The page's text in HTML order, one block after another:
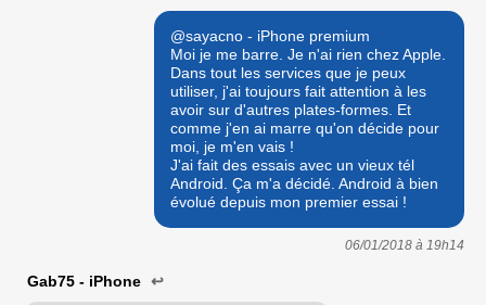
@sayacno - iPhone premium
Moi je me barre. Je n'ai rien chez Apple.
Dans tout les services que je peux
utiliser, j'ai toujours fait attention à les
avoir sur d'autres plates-formes. Et
comme j'en ai marre qu'on décide pour
moi, je m'en vais !
J'ai fait des essais avec un vieux tél
Android. Ça m'a décidé. Android à bien
évolué depuis mon premier essai !
06/01/2018 à 19h14
Gab75 - iPhone ↩